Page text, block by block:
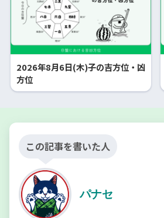
2026年8月6日(木)子の吉方位・凶
方位
この記事を書いた人
パナセ